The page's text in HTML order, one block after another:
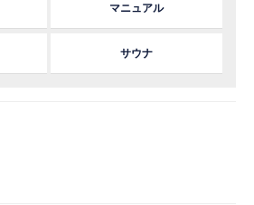
マニュアル
サウナ